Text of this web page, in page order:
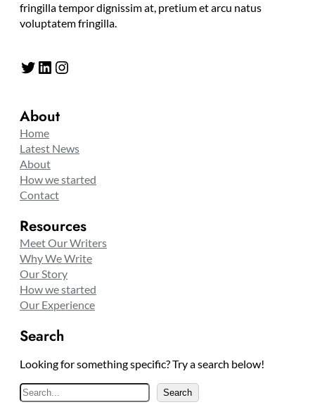
fringilla tempor dignissim at, pretium et arcu natus
voluptatem fringilla.
Twitter LinkedIn Instagram
About
Home
Latest News
About
How we started
Contact
Resources
Meet Our Writers
Why We Write
Our Story
How we started
Our Experience
Search
Looking for something specific? Try a search below!
e
Search